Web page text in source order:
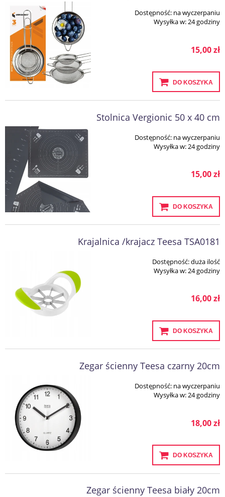
Dostępność: na wyczerpaniu
Wysyłka w:24 godziny
15,00 zł
DO KOSZYKA
Stolnica Vergionic 50 x 40 cm
Dostępność: na wyczerpaniu
Wysyłka w:24 godziny
15,00 zł
DO KOSZYKA
Krajalnica /krajacz Teesa TSA0181
Dostępność:duża ilość
Wysyłka w:24 godziny
16,00 zł
DO KOSZYKA
Zegar ścienny Teesa czarny 20cm
Dostępność: na wyczerpaniu
Wysyłka w:24 godziny
18,00 zł
DO KOSZYKA
Zegar ścienny Teesa biały 20cm